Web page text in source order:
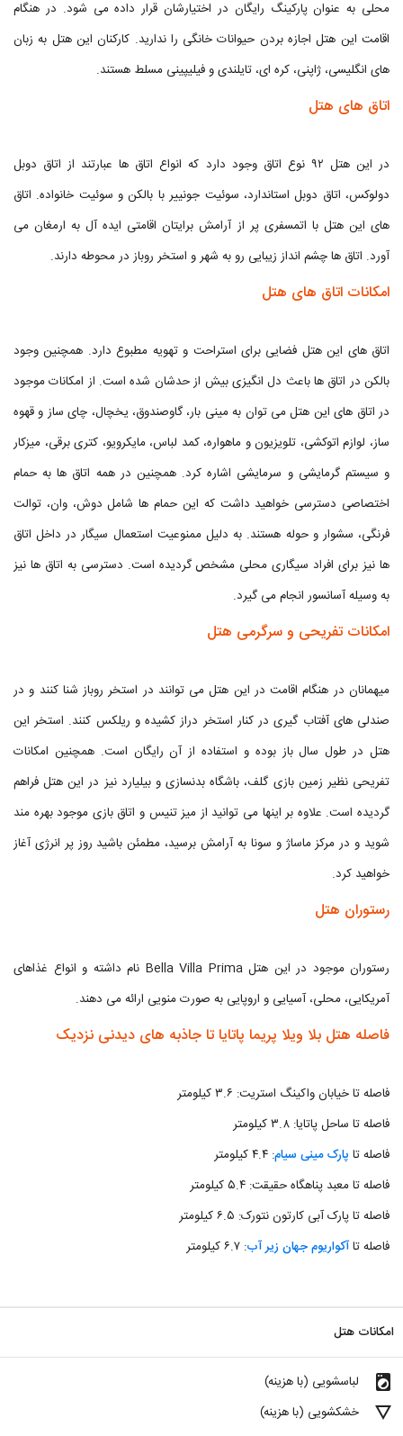
محلی به عنوان پارکینگ رایگان در اختیارشان قرار داده می شود. در هنگام
اقامت این هتل اجازه بردن حیوانات خانگی را ندارید. کارکنان این هتل به زبان
های انگلیسی، ژاپنی، کره ای، تایلندی و فیلیپینی مسلط هستند.
اتاق های هتل
در این هتل ۹۲ نوع اتاق وجود دارد که انواع اتاق ها عبارتند از اتاق دوبل
دولوکس، اتاق دوبل استاندارد، سوئیت جونییر با بالکن و سوئیت خانواده. اتاق
های این هتل با اتمسفری پر از آرامش برایتان اقامتی ایده آل به ارمغان می
آورد. اتاق ها چشم انداز زیبایی رو به شهر و استخر روباز در محوطه دارند.
امکانات اتاق های هتل
اتاق های این هتل فضایی برای استراحت و تهویه مطبوع دارد. همچنین وجود
بالکن در اتاق ها باعث دل انگیزی بیش از حدشان شده است. از امکانات موجود
در اتاق های این هتل می توان به مینی بار، گاوصندوق، یخچال، چای ساز و قهوه
ساز، لوازم اتوکشی، تلویزیون و ماهواره، کمد لباس، مایکرویو، کتری برقی، میزکار
و سیستم گرمایشی و سرمایشی اشاره کرد. همچنین در همه اتاق ها به حمام
اختصاصی دسترسی خواهید داشت که این حمام ها شامل دوش، وان، توالت
فرنگی، سشوار و حوله هستند. به دلیل ممنوعیت استعمال سیگار در داخل اتاق
ها نیز برای افراد سیگاری محلی مشخص گردیده است. دسترسی به اتاق ها نیز
به وسیله آسانسور انجام می گیرد.
امکانات تفریحی و سرگرمی هتل
میهمانان در هنگام اقامت در این هتل می توانند در استخر روباز شنا کنند و در
صندلی های آفتاب گیری در کنار استخر دراز کشیده و ریلکس کنند. استخر این
هتل در طول سال باز بوده و استفاده از آن رایگان است. همچنین امکانات
تفریحی نظیر زمین بازی گلف، باشگاه بدنسازی و بیلیارد نیز در این هتل فراهم
گردیده است. علاوه بر اینها می توانید از میز تنیس و اتاق بازی موجود بهره مند
شوید و در مرکز ماساژ و سونا به آرامش برسید، مطمئن باشید روز پر انرژی آغاز
خواهید کرد.
رستوران هتل
رستوران موجود در این هتل Bella Villa Prima نام داشته و انواع غذاهای
آمریکایی، محلی، آسیایی و اروپایی به صورت منویی ارائه می دهند.
فاصله هتل بلا ویلا پریما پاتایا تا جاذبه های دیدنی نزدیک
فاصله تا خیابان واکینگ استریت: ۳.۶ کیلومتر
فاصله تا ساحل پاتایا: ۳.۸ کیلومتر
فاصله تا پارک مینی سیام: ۴.۴ کیلومتر
فاصله تا معبد پناهگاه حقیقت: ۵.۴ کیلومتر
فاصله تا پارک آبی کارتون نتورک: ۶.۵ کیلومتر
فاصله تاآکواریوم جهان زیر آب: ۶.۷ کیلومتر
امکانات هتل
local_laundry_service لباسشویی (با هزینه)
details خشکشویی (با هزینه)